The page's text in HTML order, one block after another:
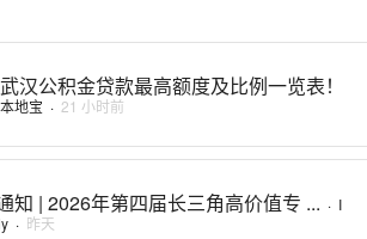
汉公积金贷款最高额度及比例一览表！
地宝 · 21 小时前
知 | 2026年第四届长三角高价值专 ... · I
· 昨天